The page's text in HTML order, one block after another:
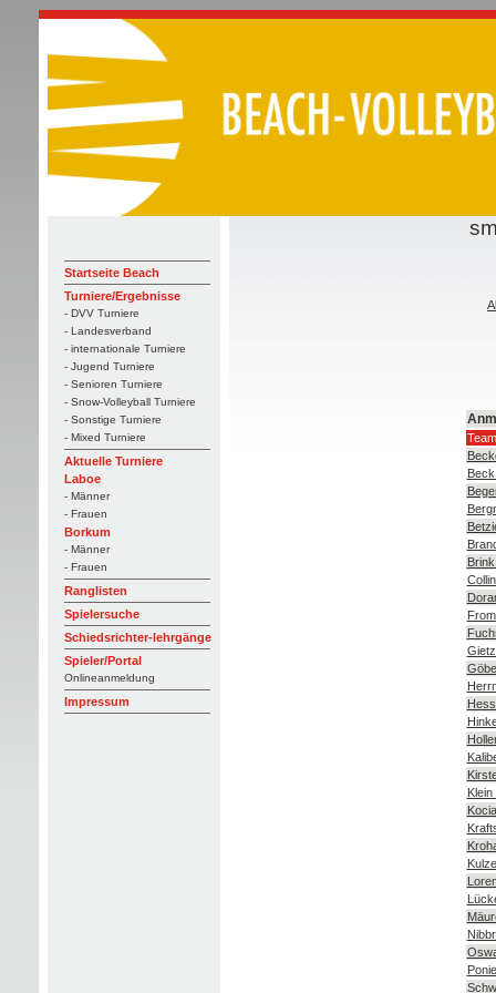
Startseite Beach
Turniere/Ergebnisse
- DVV Turniere
- Landesverband
- internationale Turniere
- Jugend Turniere
- Senioren Turniere
- Snow-Volleyball Turniere
- Sonstige Turniere
- Mixed Turniere
Aktuelle Turniere
Laboe
- Männer
- Frauen
Borkum
- Männer
- Frauen
Ranglisten
Spielersuche
Schiedsrichter-lehrgänge
Spieler/Portal
Onlineanmeldung
Impressum
Team